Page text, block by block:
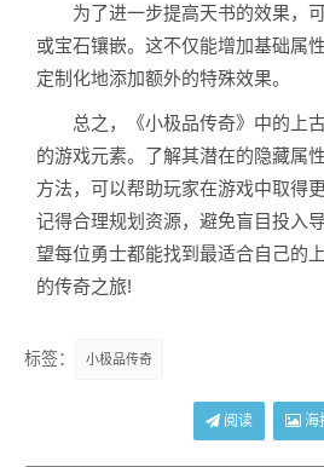
为了进一步提高天书的效果，可
或宝石镶嵌。这不仅能增加基础属
定制化地添加额外的特殊效果。
总之，《小极品传奇》中的上古
的游戏元素。了解其潜在的隐藏属
方法，可以帮助玩家在游戏中取得
记得合理规划资源，避免盲目投入
望每位勇士都能找到最适合自己的
的传奇之旅!
标签： 小极品传奇
阅读 海